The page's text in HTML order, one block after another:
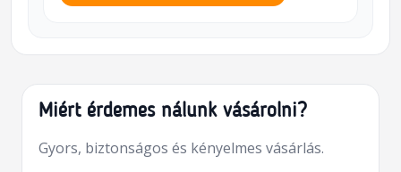
Miért érdemes nálunk vásárolni?
Gyors, biztonságos és kényelmes vásárlás.